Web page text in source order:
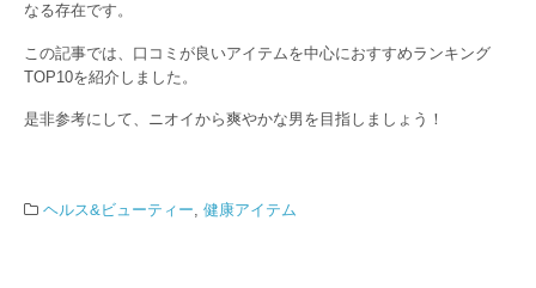
なる存在です。
この記事では、口コミが良いアイテムを中心におすすめランキング
TOP10を紹介しました。
是非参考にして、ニオイから爽やかな男を目指しましょう！
ヘルス&ビューティー, 健康アイテム